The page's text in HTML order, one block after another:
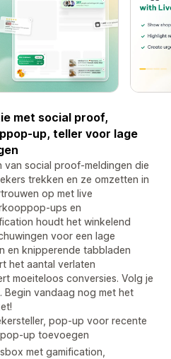
met social proof,
up, teller voor lage
van social proof-meldingen die
trekken en ze omzetten in
op met live
ups en
houdt het winkelend
voor een lage
en knipperende tabbladen
het aantal verlaten
moeiteloos conversies. Volg je
Begin vandaag nog met het
pop-up voor recente
up toevoegen
met gamification,